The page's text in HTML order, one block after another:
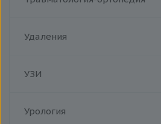
Удаления
УЗИ
Урология